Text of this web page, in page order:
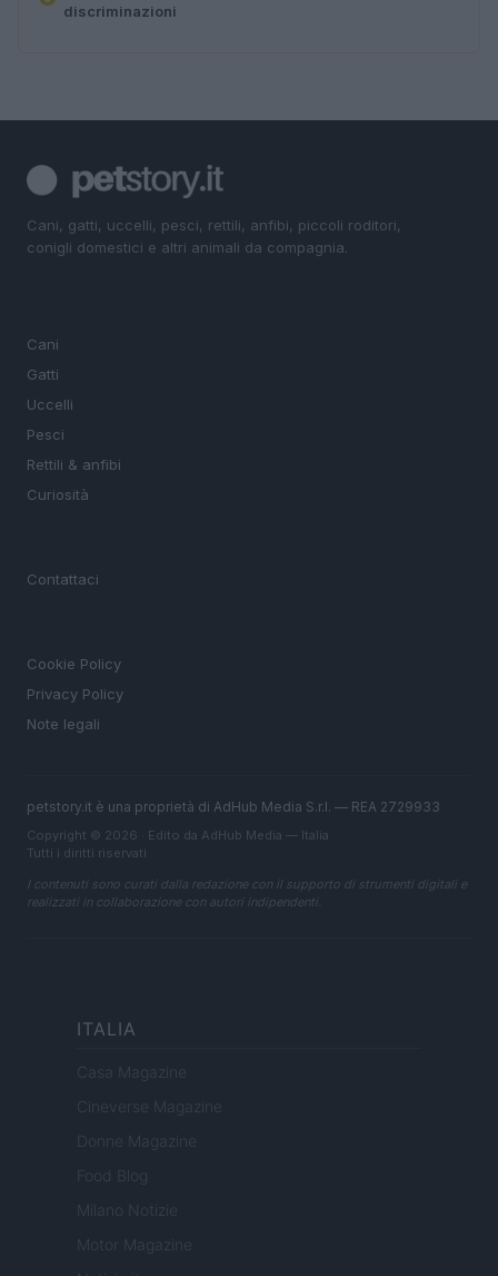
discriminazioni
Cani, gatti, uccelli, pesci, rettili, anfibi, piccoli roditori,
conigli domestici e altri animali da compagnia.
Cani
Gatti
Uccelli
Pesci
Rettili & anfibi
Curiosità
Contattaci
Cookie Policy
Privacy Policy
Note legali
petstory.it è una proprietà di AdHub Media S.r.l. — REA 2729933
Copyright © 2026 · Edito da AdHub Media — Italia
Tutti i diritti riservati
I contenuti sono curati dalla redazione con il supporto di strumenti digitali e
realizzati in collaborazione con autori indipendenti.
ITALIA
Casa Magazine
Cineverse Magazine
Donne Magazine
Food Blog
Milano Notizie
Motor Magazine